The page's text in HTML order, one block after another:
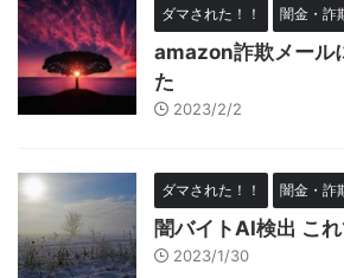
ダマされた！！ 闇金・詐
amazon詐欺メール
た
2023/2/2
ダマされた！！ 闇金・詐
闇バイトAI検出 こ
2023/1/30